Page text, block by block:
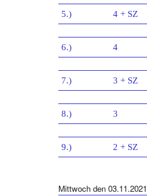
5.) 4 + SZ
6.) 4
7.) 3 + SZ
8.) 3
9.) 2 + SZ
Mittwoch den 03.11.2021